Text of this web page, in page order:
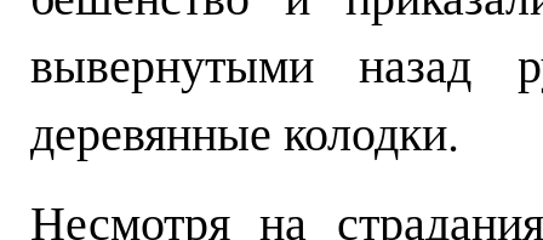
вывернутыми назад
деревянные колодки.
Несмотря на